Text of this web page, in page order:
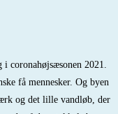
i coronahøjsæsonen 2021.
få mennesker. Og byen
og det lille vandløb, der